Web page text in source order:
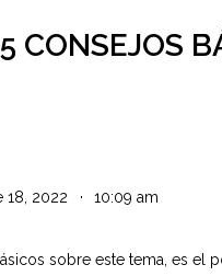
5 CONSEJOS
18, 2022 10:09 am
sobre este tema, es el